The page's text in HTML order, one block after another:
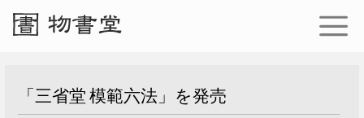
「三省堂 模範六法」を発売